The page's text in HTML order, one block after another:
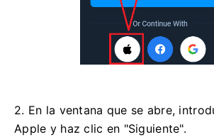
2. En la ventana que se abre,
Apple y haz clic en "Siguiente".